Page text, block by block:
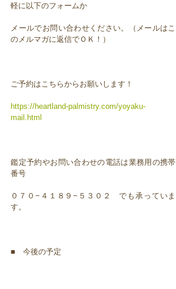
軽に以下のフォームか
メールでお問い合わせください。（メールはこ
のメルマガに返信でＯＫ！）
ご予約はこちらからお願いします！
https://heartland-palmistry.com/yoyaku-
mail.html
鑑定予約やお問い合わせの電話は業務用の携帯
番号
０７０−４１８９−５３０２ でも承っていま
す。
■ 今後の予定